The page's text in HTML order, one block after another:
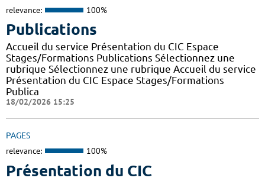
relevance: 100%
Publications
Accueil du service Présentation du CIC Espace
Stages/Formations Publications Sélectionnez une
rubrique Sélectionnez une rubrique Accueil du service
Présentation du CIC Espace Stages/Formations
Publica
18/02/2026 15:25
PAGES
relevance: 100%
Présentation du CIC